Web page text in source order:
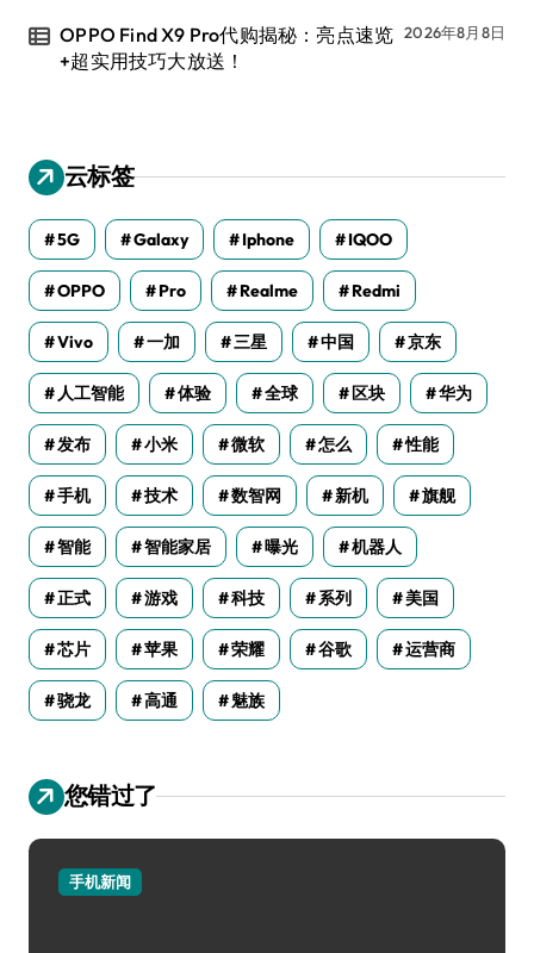
OPPO Find X9 Pro代购揭秘：亮点速览
+超实用技巧大放送！
2026年8月8日
云标签
5G Galaxy Iphone IQOO
OPPO Pro Realme Redmi
Vivo 一加 三星 中国 京东
人工智能 体验 全球 区块 华为
发布 小米 微软 怎么 性能
手机 技术 数智网 新机 旗舰
智能 智能家居 曝光 机器人
正式 游戏 科技 系列 美国
芯片 苹果 荣耀 谷歌 运营商
骁龙 高通 魅族
您错过了
手机新闻